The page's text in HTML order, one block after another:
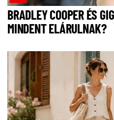
BRADLEY COOPER ÉS
MINDENT ELÁRULNAK?